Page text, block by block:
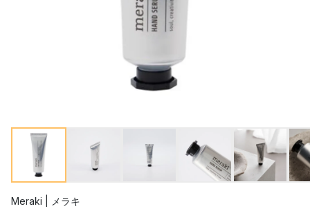
Meraki | メラキ